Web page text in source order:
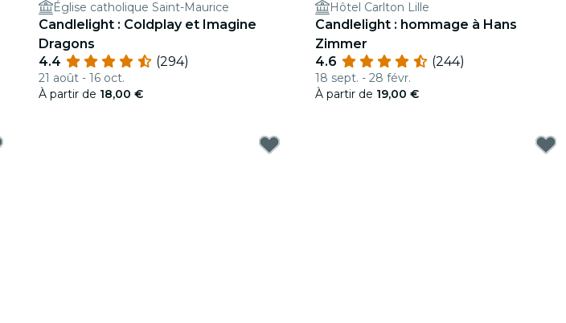
Église catholique Saint-Maurice
Candlelight : Coldplay et Imagine
Dragons
4.4
(294)
21 août - 16 oct.
À partir de 18,00 €
Hôtel Carlton Lille
Candlelight : hommage à Hans
Zimmer
4.6
(244)
18 sept. - 28 févr.
À partir de 19,00 €